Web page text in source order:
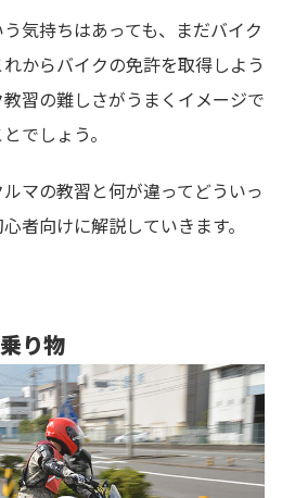
気持ちはあっても、まだバイク
からバイクの免許を取得しよう
習の難しさがうまくイメージで
でしょう。
マの教習と何が違ってどういっ
者向けに解説していきます。
り物